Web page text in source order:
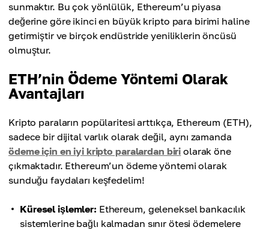
sunmaktır. Bu çok yönlülük, Ethereum’u piyasa
değerine göre ikinci en büyük kripto para birimi haline
getirmiştir ve birçok endüstride yeniliklerin öncüsü
olmuştur.
ETH’nin Ödeme Yöntemi Olarak
Avantajları
Kripto paraların popülaritesi arttıkça, Ethereum (ETH),
sadece bir dijital varlık olarak değil, aynı zamanda
ödeme için en iyi kripto paralardan biri olarak öne
çıkmaktadır. Ethereum’un ödeme yöntemi olarak
sunduğu faydaları keşfedelim!
Küresel işlemler: Ethereum, geleneksel bankacılık
sistemlerine bağlı kalmadan sınır ötesi ödemelere